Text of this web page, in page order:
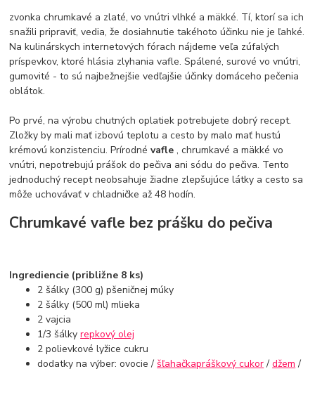
zvonka chrumkavé a zlaté, vo vnútri vlhké a mäkké. Tí, ktorí sa ich
snažili pripraviť, vedia, že dosiahnutie takéhoto účinku nie je ľahké.
Na kulinárskych internetových fórach nájdeme veľa zúfalých
príspevkov, ktoré hlásia zlyhania vafle. Spálené, surové vo vnútri,
gumovité - to sú najbežnejšie vedľajšie účinky domáceho pečenia
oblátok.
Po prvé, na výrobu chutných oplatiek potrebujete dobrý recept.
Zložky by mali mať izbovú teplotu a cesto by malo mať hustú
krémovú konzistenciu. Prírodnévafle, chrumkavé a mäkké vo
vnútri, nepotrebujú prášok do pečiva ani sódu do pečiva. Tento
jednoduchý recept neobsahuje žiadne zlepšujúce látky a cesto sa
môže uchovávať v chladničke až 48 hodín.
Chrumkavé vafle bez prášku do pečiva
Ingrediencie (približne 8 ks)
2 šálky (300 g) pšeničnej múky
2 šálky (500 ml) mlieka
2 vajcia
1/3 šálkyrepkový olej
2 polievkové lyžice cukru
dodatky na výber: ovocie /šľahačkapráškový cukor/džem /